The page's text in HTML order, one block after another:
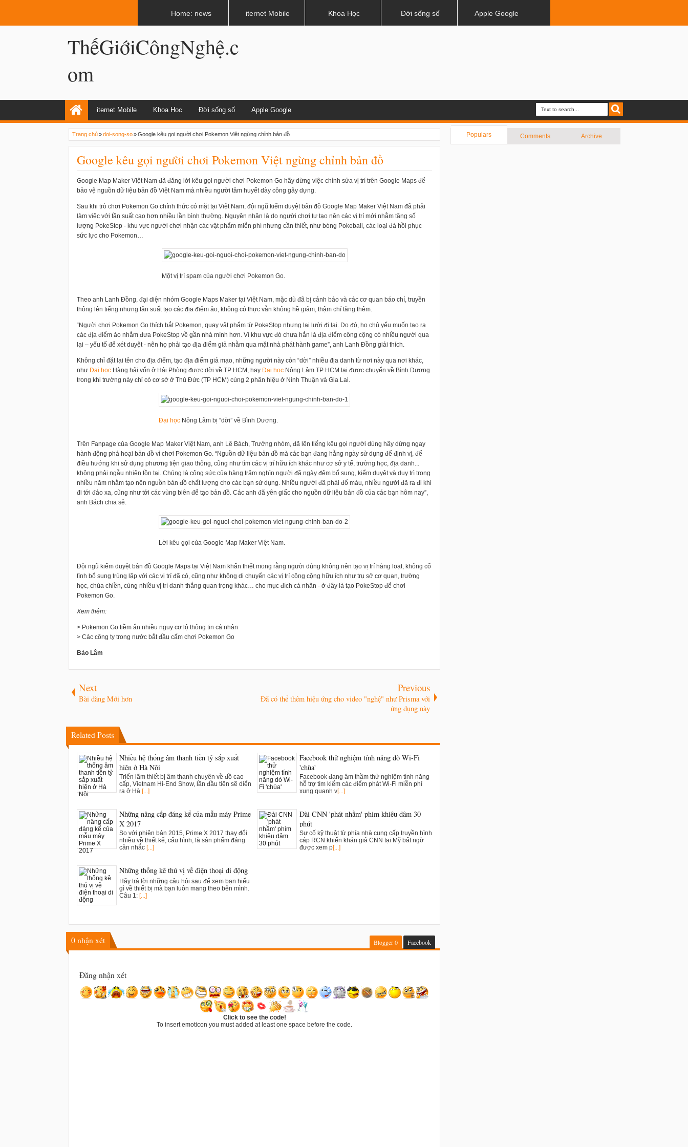
ThếGiớiCôngNghệ.c
om
iternet Mobile Khoa Học Đời sống số Apple Google
Populars Comments Archive
Trang chủ»doi-song-so»Google kêu gọi người chơi Pokemon Việt ngừng chỉnh bản đồ
Google kêu gọi người chơi Pokemon Việt ngừng chỉnh bản đồ
Google Map Maker Việt Nam đã đăng lời kêu gọi người chơi Pokemon Go hãy dừng việc chỉnh sửa vị trí trên Google Maps để
bảo vệ nguồn dữ liệu bản đồ Việt Nam mà nhiều người tâm huyết dày công gây dựng.
Sau khi trò chơi Pokemon Go chính thức có mặt tại Việt Nam, đội ngũ kiểm duyệt bản đồ Google Map Maker Việt Nam đã phải
làm việc với tần suất cao hơn nhiều lần bình thường. Nguyên nhân là do người chơi tự tạo nên các vị trí mới nhằm tăng số
lượng PokeStop - khu vực người chơi nhận các vật phẩm miễn phí nhưng cần thiết, như bóng Pokeball, các loại đá hồi phục
sức lực cho Pokemon…
Một vị trí spam của người chơi Pokemon Go.
Theo anh Lanh Đồng, đại diện nhóm Google Maps Maker tại Việt Nam, mặc dù đã bị cảnh báo và các cơ quan báo chí, truyền
thông lên tiếng nhưng tần suất tạo các địa điểm ảo, không có thực vẫn không hề giảm, thậm chí tăng thêm.
“Người chơi Pokemon Go thích bắt Pokemon, quay vật phẩm từ PokeStop nhưng lại lười đi lại. Do đó, họ chủ yếu muốn tạo ra
các địa điểm ảo nhằm đưa PokeStop về gần nhà mình hơn. Vì khu vực đó chưa hẳn là địa điểm công cộng có nhiều người qua
lại – yếu tố để xét duyệt - nên họ phải tạo địa điểm giả nhằm qua mặt nhà phát hành game”, anh Lanh Đồng giải thích.
Không chỉ đặt lại tên cho địa điểm, tạo địa điểm giả mạo, những người này còn “dời” nhiều địa danh từ nơi này qua nơi khác,
như Đại học Hàng hải vốn ở Hải Phòng được dời về TP HCM, hay Đại học Nông Lâm TP HCM lại được chuyển về Bình Dương
trong khi trường này chỉ có cơ sở ở Thủ Đức (TP HCM) cùng 2 phân hiệu ở Ninh Thuận và Gia Lai.
Đại học Nông Lâm bị “dời” về Bình Dương.
Trên Fanpage của Google Map Maker Việt Nam, anh Lê Bách, Trưởng nhóm, đã lên tiếng kêu gọi người dùng hãy dừng ngay
hành động phá hoại bản đồ vì chơi Pokemon Go. “Nguồn dữ liệu bản đồ mà các bạn đang hằng ngày sử dụng để định vị, để
điều hướng khi sử dụng phương tiện giao thông, cũng như tìm các vị trí hữu ích khác như cơ sở y tế, trường học, địa danh...
không phải ngẫu nhiên tồn tại. Chúng là công sức của hàng trăm nghìn người đã ngày đêm bổ sung, kiểm duyệt và duy trì trong
nhiều năm nhằm tạo nên nguồn bản đồ chất lượng cho các bạn sử dụng. Nhiều người đã phải đổ máu, nhiều người đã ra đi khi
đi tới đảo xa, cũng như tới các vùng biên để tạo bản đồ. Các anh đã yên giấc cho nguồn dữ liệu bản đồ của các bạn hôm nay”,
anh Bách chia sẻ.
Lời kêu gọi của Google Map Maker Việt Nam.
Đội ngũ kiểm duyệt bản đồ Google Maps tại Việt Nam khẩn thiết mong rằng người dùng không nên tạo vị trí hàng loạt, không cố
tình bổ sung trùng lặp với các vị trí đã có, cũng như không di chuyển các vị trí công cộng hữu ích như trụ sở cơ quan, trường
học, chùa chiền, cùng nhiều vị trí danh thắng quan trọng khác… cho mục đích cá nhân - ở đây là tạo PokeStop để chơi
Pokemon Go.
Xem thêm:
> Pokemon Go tiềm ẩn nhiều nguy cơ lộ thông tin cá nhân
> Các công ty trong nước bắt đầu cấm chơi Pokemon Go
Bảo Lâm
Next
Bài đăng Mới hơn
Previous
Đã có thể thêm hiệu ứng cho video "nghệ" như Prisma với
ứng dụng này
Related Posts
Nhiều hệ thống âm thanh tiền tỷ sắp xuất
hiện ở Hà Nội
Triển lãm thiết bị âm thanh chuyên về đồ cao
cấp, Vietnam Hi-End Show, lần đầu tiên sẽ diển
ra ở Hà [...]
Facebook thử nghiệm tính năng dò Wi-Fi
'chùa'
Facebook đang âm thầm thử nghiệm tính năng
hỗ trợ tìm kiếm các điểm phát Wi-Fi miễn phí
xung quanh v[...]
Những nâng cấp đáng kể của mẫu máy Prime
X 2017
So với phiên bản 2015, Prime X 2017 thay đổi
nhiều về thiết kế, cấu hình, là sản phẩm đáng
cân nhắc [...]
Đài CNN 'phát nhầm' phim khiêu dâm 30
phút
Sự cố kỹ thuật từ phía nhà cung cấp truyền hình
cáp RCN khiến khán giả CNN tại Mỹ bất ngờ
được xem p[...]
Những thống kê thú vị về điện thoại di động
Hãy trả lời những câu hỏi sau để xem bạn hiểu
gì về thiết bị mà bạn luôn mang theo bên mình.
Câu 1: [...]
0 nhận xét Blogger0 Facebook
Đăng nhận xét
Click to see the code!
To insert emoticon you must added at least one space before the code.
Home: news iternet Mobile Khoa Học Đời sống số Apple Google